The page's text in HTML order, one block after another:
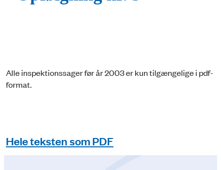
Alle inspektionssager før år 2003 er kun tilgængelige i pdf-
format.
Hele teksten som PDF